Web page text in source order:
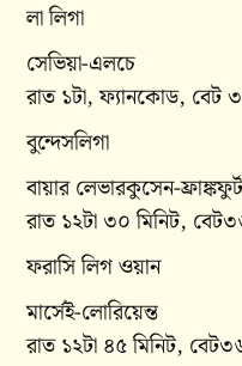
লা লিগা
সেভিয়া-এলচে
রাত ১টা, ফ্যানকোড, বেট
বুন্দেসলিগা
বায়ার লেভারকুসেন-
রাত ১২টা ৩০ মিনিট,
ফরাসি লিগ ওয়ান
মার্সেই-লোরিয়েন্ত
রাত ১২টা ৪৫ মিনিট,